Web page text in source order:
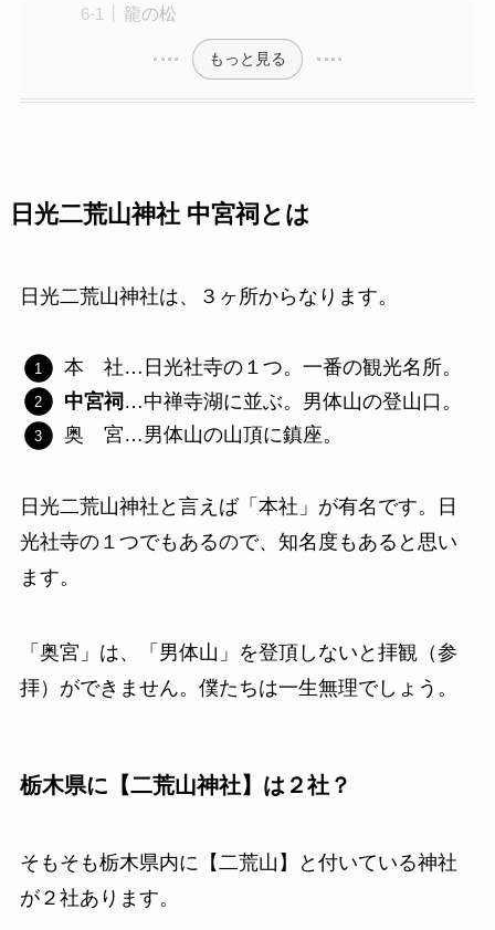
龍の松
もっと見る
日光二荒山神社 中宮祠とは
日光二荒山神社は、３ヶ所からなります。
本 社…日光社寺の１つ。一番の観光名所。
中宮祠 …中禅寺湖に並ぶ。男体山の登山口。
奥 宮…男体山の山頂に鎮座。
日光二荒山神社と言えば「本社」が有名です。日
光社寺の１つでもあるので、知名度もあると思い
ます。
「奥宮」は、「男体山」を登頂しないと拝観（参
拝）ができません。僕たちは一生無理でしょう。
栃木県に【二荒山神社】は２社？
そもそも栃木県内に【二荒山】と付いている神社
が２社あります。